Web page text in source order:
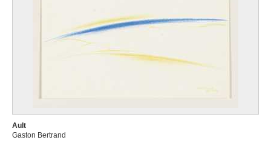
Ault
Gaston Bertrand